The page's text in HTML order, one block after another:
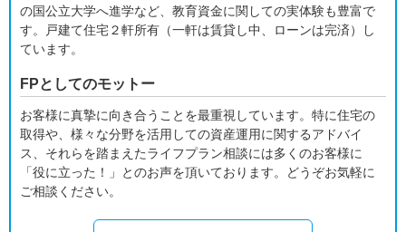
の国公立大学へ進学など、教育資金に関しての実体験も豊富で
す。戸建て住宅２軒所有（一軒は賃貸し中、ローンは完済）し
ています。
FPとしてのモットー
お客様に真摯に向き合うことを最重視しています。特に住宅の
取得や、様々な分野を活用しての資産運用に関するアドバイ
ス、それらを踏まえたライフプラン相談には多くのお客様に
「役に立った！」とのお声を頂いております。どうぞお気軽に
ご相談ください。